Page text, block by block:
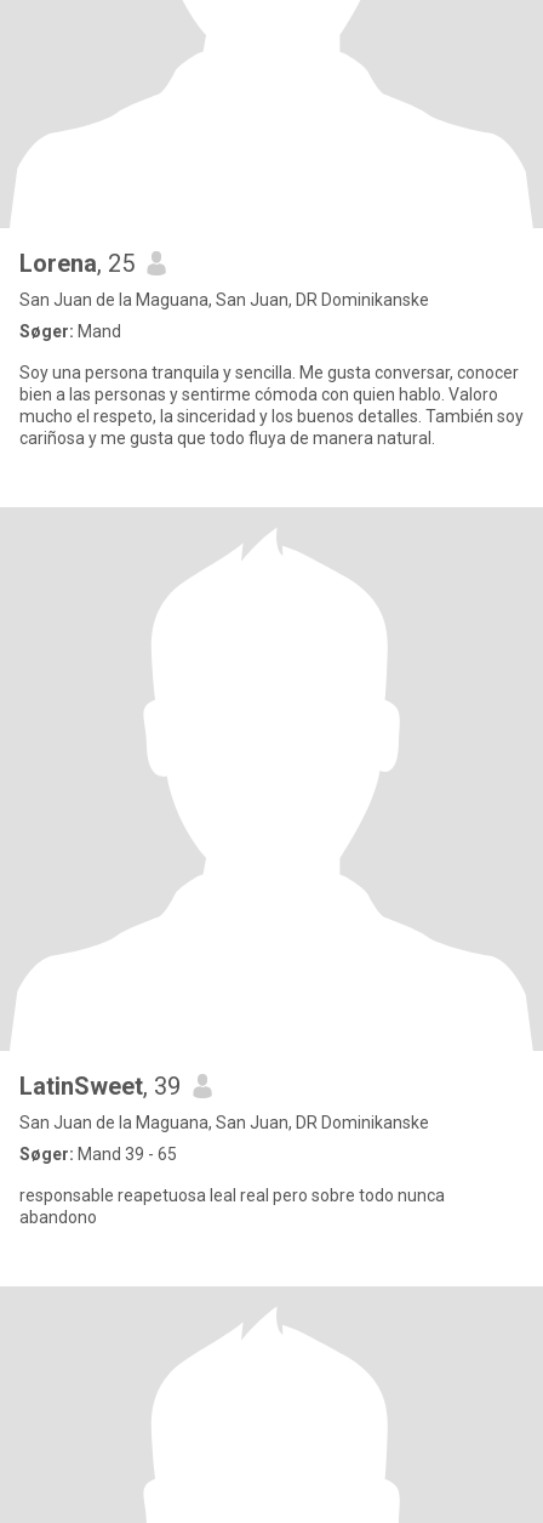
Lorena, 25
San Juan de la Maguana, San Juan, DR Dominikanske
Søger: Mand
Soy una persona tranquila y sencilla. Me gusta conversar, conocer
bien a las personas y sentirme cómoda con quien hablo. Valoro
mucho el respeto, la sinceridad y los buenos detalles. También soy
cariñosa y me gusta que todo fluya de manera natural.
LatinSweet, 39
San Juan de la Maguana, San Juan, DR Dominikanske
Søger: Mand 39 - 65
responsable reapetuosa leal real pero sobre todo nunca
abandono